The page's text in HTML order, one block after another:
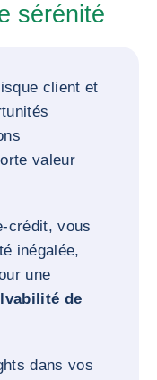
sérénité
client et
valeur
crédit, vous
inégalée,
une
de
dans vos